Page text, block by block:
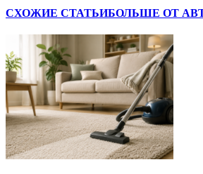
СХОЖИЕ СТАТЬИБОЛЬШЕ ОТ